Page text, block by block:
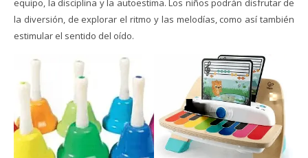
la diversión, de explorar el ritmo y las melodías, como así también
estimular el sentido del oído.